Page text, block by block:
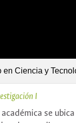
en Ciencia y
I
se